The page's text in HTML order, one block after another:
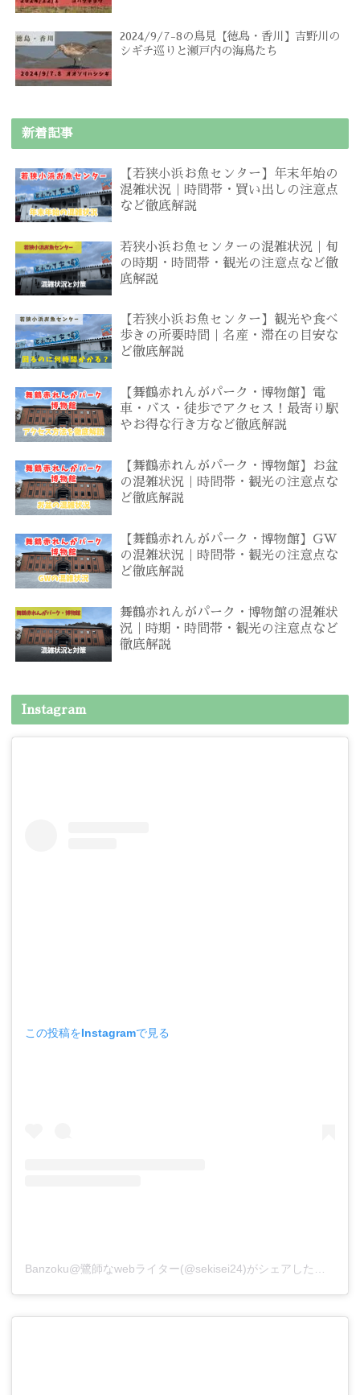
2024/9/7-8の鳥見【徳島・香川】吉野川の
シギチ巡りと瀬戸内の海鳥たち
新着記事
【若狭小浜お魚センター】年末年始の
混雑状況｜時間帯・買い出しの注意点
など徹底解説
若狭小浜お魚センターの混雑状況｜旬
の時期・時間帯・観光の注意点など徹
底解説
【若狭小浜お魚センター】観光や食べ
歩きの所要時間｜名産・滞在の目安な
ど徹底解説
【舞鶴赤れんがパーク・博物館】電
車・バス・徒歩でアクセス！最寄り駅
やお得な行き方など徹底解説
【舞鶴赤れんがパーク・博物館】お盆
の混雑状況｜時間帯・観光の注意点な
ど徹底解説
【舞鶴赤れんがパーク・博物館】GW
の混雑状況｜時間帯・観光の注意点な
ど徹底解説
舞鶴赤れんがパーク・博物館の混雑状
況｜時期・時間帯・観光の注意点など
徹底解説
Instagram
この投稿をInstagramで見る